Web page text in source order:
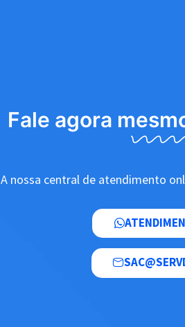
Fale agora
A nossa central de atendimento